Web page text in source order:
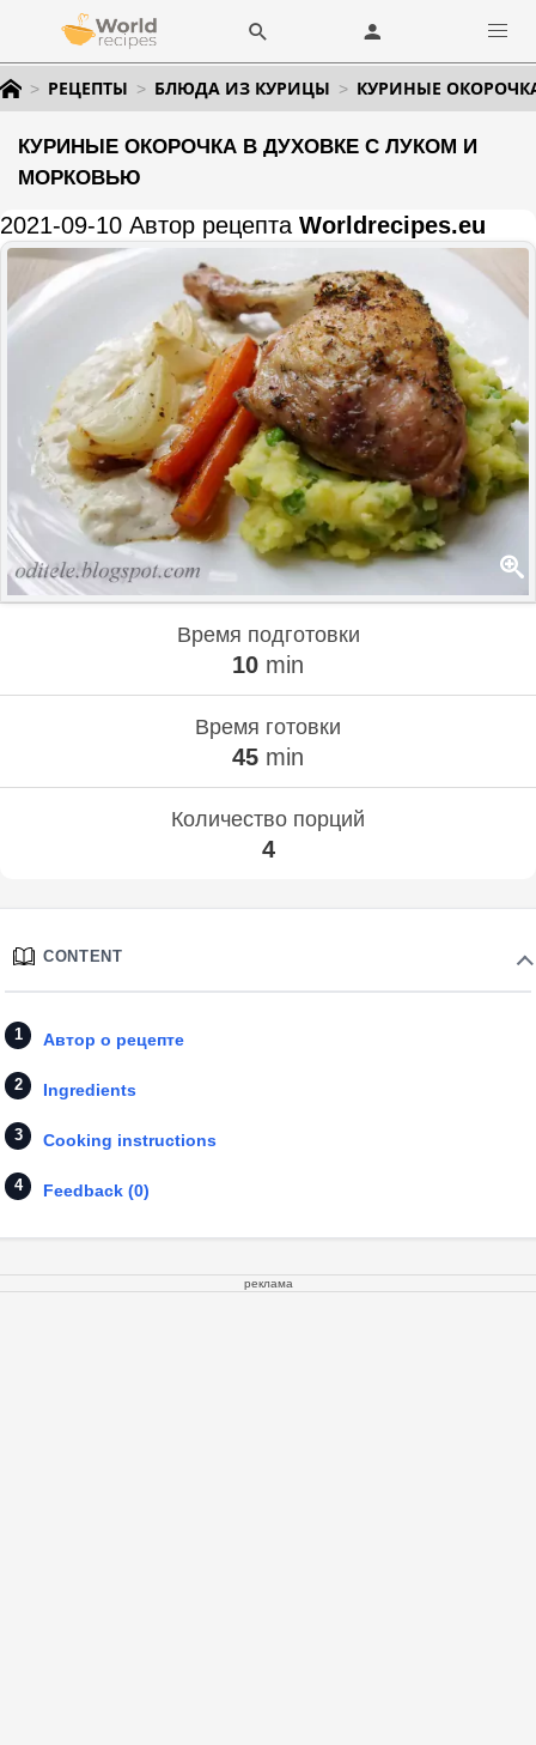
РЕЦЕПТЫ БЛЮДА ИЗ КУРИЦЫ КУРИНЫЕ
КУРИНЫЕ ОКОРОЧКА В ДУХОВКЕ С ЛУКОМ И
МОРКОВЬЮ
2021-09-10 Автор рецепта Worldrecipes.eu
Время подготовки
10 min
Время готовки
45 min
Количество порций
4
CONTENT
Автор о рецепте
Ingredients
Cooking instructions
Feedback (0)
реклама